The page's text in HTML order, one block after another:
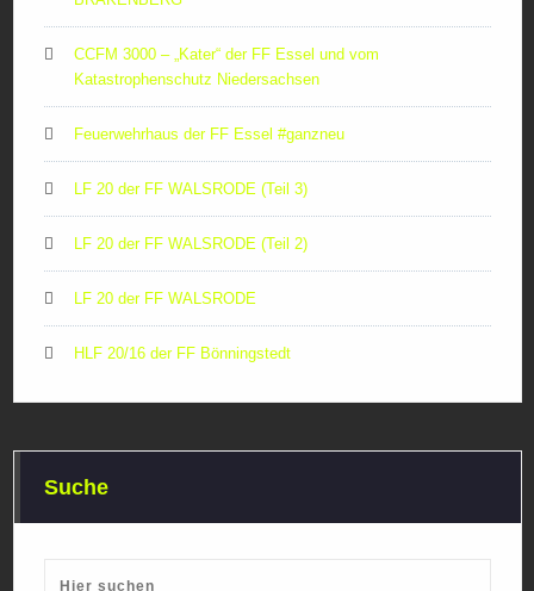
CCFM 3000 – „Kater“ der FF Essel und vom
Katastrophenschutz Niedersachsen
Feuerwehrhaus der FF Essel #ganzneu
LF 20 der FF WALSRODE (Teil 3)
LF 20 der FF WALSRODE (Teil 2)
LF 20 der FF WALSRODE
HLF 20/16 der FF Bönningstedt
Suche